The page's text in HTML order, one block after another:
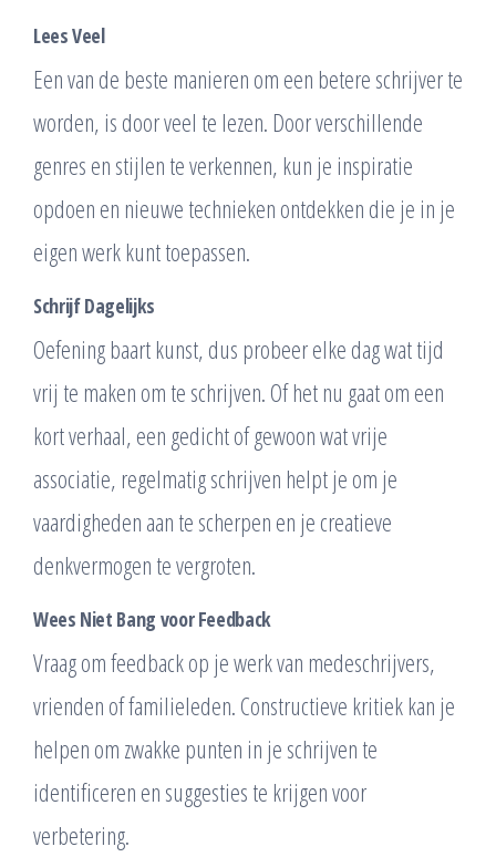
Lees Veel
Een van de beste manieren om een betere schrijver te
worden, is door veel te lezen. Door verschillende
genres en stijlen te verkennen, kun je inspiratie
opdoen en nieuwe technieken ontdekken die je in je
eigen werk kunt toepassen.
Schrijf Dagelijks
Oefening baart kunst, dus probeer elke dag wat tijd
vrij te maken om te schrijven. Of het nu gaat om een
kort verhaal, een gedicht of gewoon wat vrije
associatie, regelmatig schrijven helpt je om je
vaardigheden aan te scherpen en je creatieve
denkvermogen te vergroten.
Wees Niet Bang voor Feedback
Vraag om feedback op je werk van medeschrijvers,
vrienden of familieleden. Constructieve kritiek kan je
helpen om zwakke punten in je schrijven te
identificeren en suggesties te krijgen voor
verbetering.